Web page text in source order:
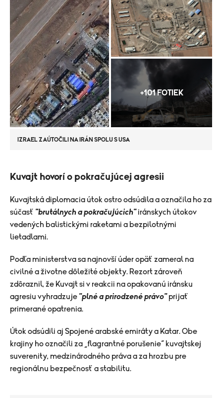
+101 FOTIEK
IZRAEL ZAÚTOČILI NA IRÁN SPOLU S USA
Kuvajt hovorí o pokračujúcej agresii
Kuvajtská diplomacia útok ostro odsúdila a označila ho za
súčasť "brutálnych a pokračujúcich"iránskych útokov
vedených balistickými raketami a bezpilotnými
lietadlami.
Podľa ministerstva sa najnovší úder opäť zameral na
civilné a životne dôležité objekty. Rezort zároveň
zdôraznil, že Kuvajt si v reakcii na opakovanú iránsku
agresiu vyhradzuje "plné a prirodzené právo"prijať
primerané opatrenia.
Útok odsúdili aj Spojené arabské emiráty a Katar. Obe
krajiny ho označili za „flagrantné porušenie“ kuvajtskej
suverenity, medzinárodného práva a za hrozbu pre
regionálnu bezpečnosť a stabilitu.